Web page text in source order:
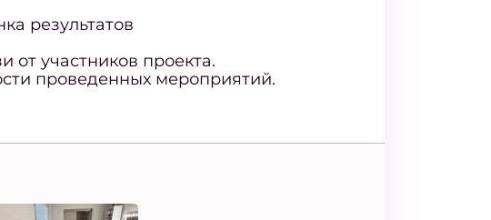
результатов
от участников проекта.
проведенных мероприятий.